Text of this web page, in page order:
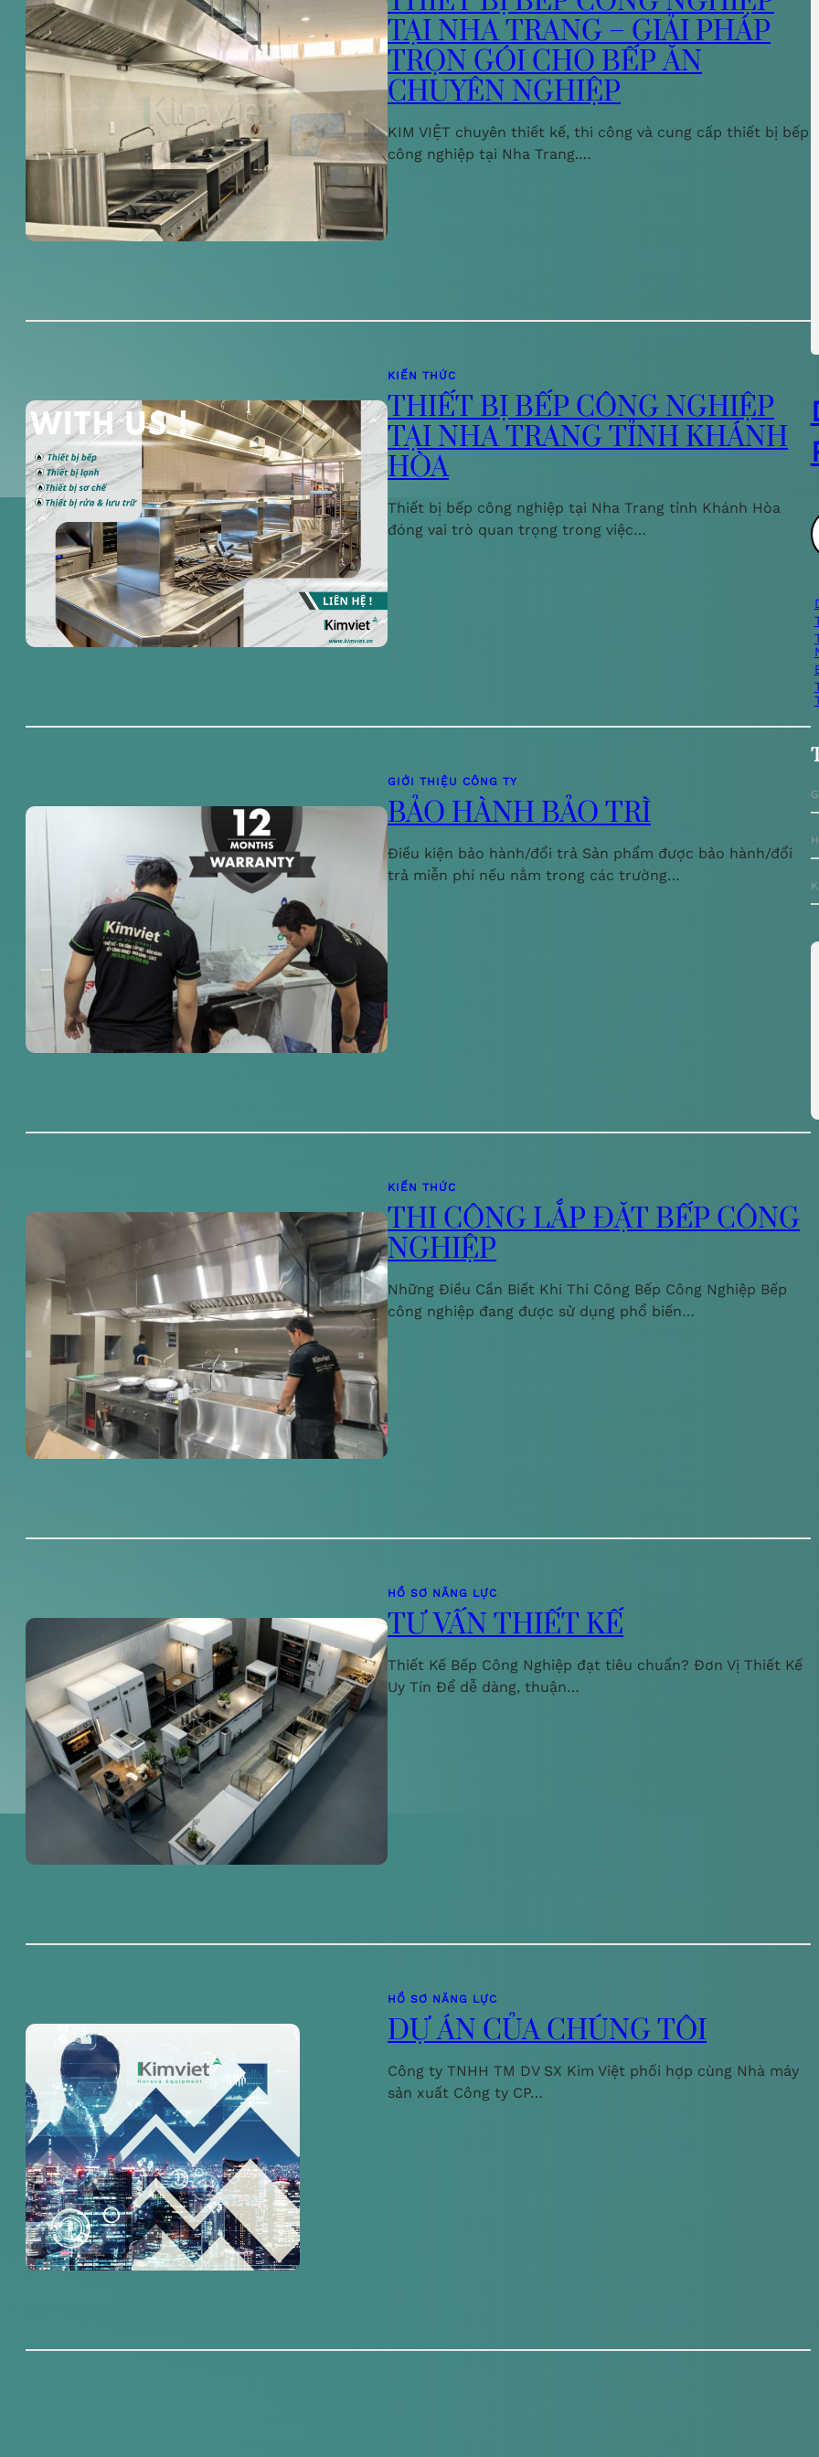
TẠI NHA TRANG – GIẢI PHÁP
TRỌN GÓI CHO BẾP ĂN
CHUYÊN NGHIỆP
KIM VIỆT chuyên thiết kế, thi công và cung cấp thiết bị bếp
công nghiệp tại Nha Trang.…
KIẾN THỨC
THIẾT BỊ BẾP CÔNG NGHIỆP
TẠI NHA TRANG TỈNH KHÁNH
HÒA
Thiết bị bếp công nghiệp tại Nha Trang tỉnh Khánh Hòa
đóng vai trò quan trọng trong việc…
GIỚI THIỆU CÔNG TY
BẢO HÀNH BẢO TRÌ
Điều kiện bảo hành/đổi trả Sản phẩm được bảo hành/đổi
trả miễn phí nếu nằm trong các trường…
KIẾN THỨC
THI CÔNG LẮP ĐẶT BẾP CÔNG
NGHIỆP
Những Điều Cần Biết Khi Thi Công Bếp Công Nghiệp Bếp
công nghiệp đang được sử dụng phổ biến…
HỒ SƠ NĂNG LỰC
TƯ VẤN THIẾT KẾ
Thiết Kế Bếp Công Nghiệp đạt tiêu chuẩn? Đơn Vị Thiết Kế
Uy Tín Để dễ dàng, thuận…
HỒ SƠ NĂNG LỰC
DỰ ÁN CỦA CHÚNG TÔI
Công ty TNHH TM DV SX Kim Việt phối hợp cùng Nhà máy
sản xuất Công ty CP…
i